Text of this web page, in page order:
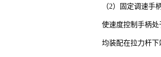
（2）固定调速手
使速度控制手柄处
均装配在拉力杆